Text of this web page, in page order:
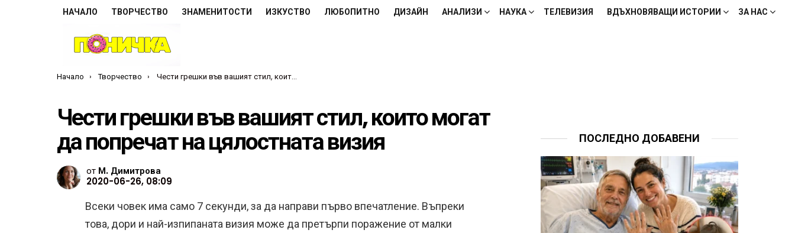
НАЧАЛО ТВОРЧЕСТВО ЗНАМЕНИТОСТИ ИЗКУСТВО ЛЮБОПИТНО ДИЗАЙН АНАЛИЗИ НАУКА ТЕЛЕВИЗИЯ ВДЪХНОВЯВАЩИ ИСТОРИИ ЗА НАС
Ти си тук:
Начало Творчество Чести грешки във вашият стил, които могат да попречат на цялостната визия
Чести грешки във вашият стил, които могат
да попречат на цялостната визия
от М. Димитрова
2020-06-26, 08:09
Всеки човек има само 7 секунди, за да направи първо впечатление. Въпреки
това, дори и най-изпипаната визия може да претърпи поражение от малки
ПОСЛЕДНО ДОБАВЕНИ